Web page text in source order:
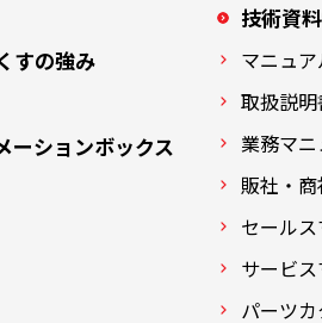
すの強み
ーションボックス
技術資
マニュ
取扱説
業務マ
販社・
セール
サービ
パーツ